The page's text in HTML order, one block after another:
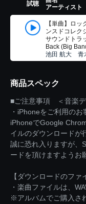
試聴
アーティスト
【単曲】ロ
ンスドコレク
サウンドトラ
Back (Big
池田 航大 青
商品スペック
■ご注意事項 ＜音楽デ
・iPhoneをご利用のお
iPhoneでGoogle
イルのダウンロードが
誠に恐れ入りますが、
ードを頂けますようお
【ダウンロードのファ
・楽曲ファイルは、
※アルバムでご購入さ